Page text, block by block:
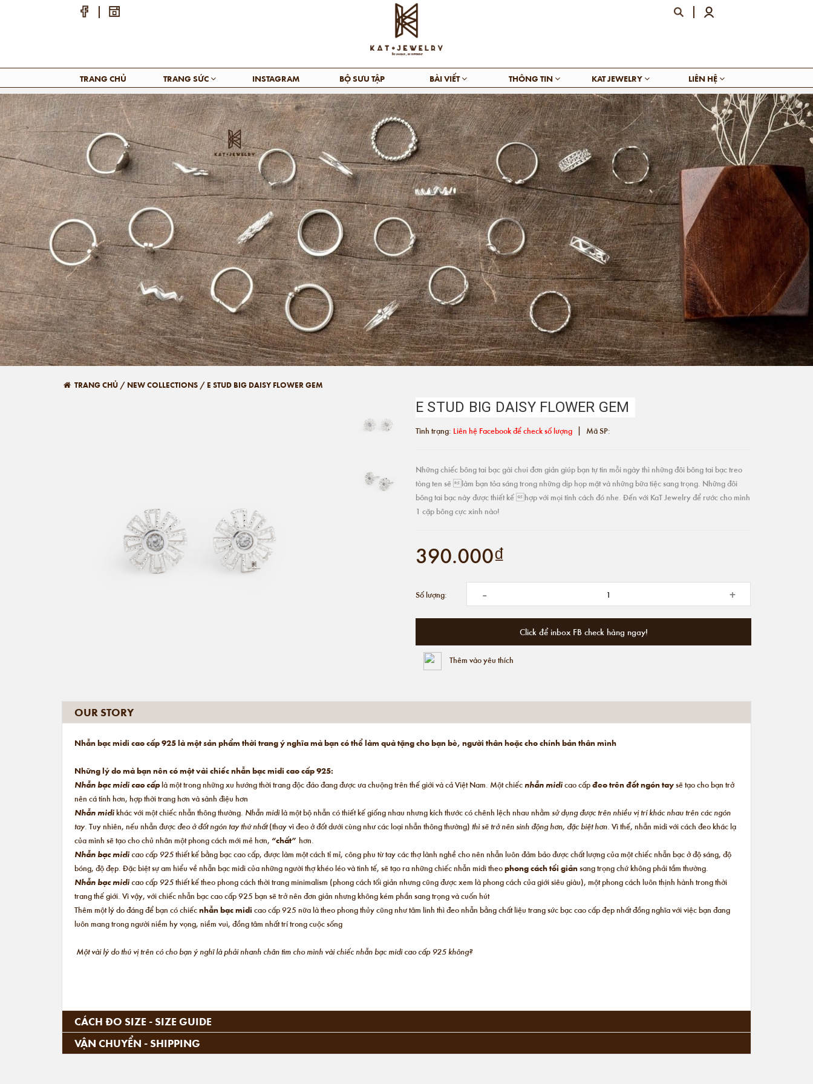
TRANG CHỦ TRANG SỨC INSTAGRAM BỘ SƯU TẬP BÀI VIẾT THÔNG TIN KAT JEWELRY LIÊN HỆ
TRANG CHỦ / NEW COLLECTIONS / E STUD BIG DAISY FLOWER GEM
E STUD BIG DAISY FLOWER GEM
Tình trạng: Liên hệ Facebook để check số lượng | Mã SP:
Những chiếc bông tai bạc gài chui đơn giản giúp bạn tự tin mỗi ngày thì những đôi bông tai bạc treo
tòng ten sẽ làm bạn tỏa sáng trong những dịp họp mặt và những bữa tiệc sang trọng. Những đôi
bông tai bạc này được thiết kế hợp với mọi tính cách đó nhe. Đến với KaT Jewelry để rước cho mình
1 cặp bông cực xinh nào!
390.000₫
Số lượng: - +
Click để inbox FB check hàng ngay!
Thêm vào yêu thích
OUR STORY
Nhẫn bạc midi cao cấp 925 là một sản phẩm thời trang ý nghĩa mà bạn có thể làm quà tặng cho bạn bè, người thân hoặc cho chính bản thân mình
Những lý do mà bạn nên có một vài chiếc nhẫn bạc midi cao cấp 925:
Nhẫn bạc midi cao cấplà một trong những xu hướng thời trang độc đáo đang được ưa chuộng trên thế giới và cả Việt Nam. Một chiếcnhẫn midicao cấpđeo trên đốt ngón taysẽ tạo cho bạn trở
nên cá tính hơn, hợp thời trang hơn và sành điệu hơn
Nhẫn midikhác với một chiếc nhẫn thông thường. Nhẫn midilà một bộ nhẫn có thiết kế giống nhau nhưng kích thước có chênh lệch nhau nhằmsử dụng được trên nhiều vị trí khác nhau trên các ngón
tay.Tuy nhiên, nếu nhẫn đượcđeo ở đốt ngón tay thứ nhất(thay vì đeo ở đốt dưới cùng như các loại nhẫn thông thường) thì sẽ trở nên sinh động hơn, đặc biệt hơn.Vì thế, nhẫn midi với cách đeo khác lạ
của mình sẽ tạo cho chủ nhân một phong cách mới mẻ hơn,“chất” hơn.
Nhẫn bạc midicao cấp 925thiết kế bằng bạc cao cấp, được làm một cách tỉ mỉ, công phu từ tay các thợ lành nghề cho nên nhẫn luôn đảm bảo được chất lượng của một chiếc nhẫn bạc ở độ sáng, độ
bóng, độ đẹp. Đặc biệt sự am hiểu về nhẫn bạc midi của những người thợ khéo léo và tinh tế, sẽ tạo ra những chiếc nhẫn midi theophong cách tối giảnsang trọng chứ không phải tầm thường.
Nhẫn bạc midicao cấp 925thiết kế theo phong cách thời trang minimalism (phong cách tối giản nhưng cũng được xem là phong cách của giới siêu giàu), một phong cách luôn thịnh hành trong thời
trang thế giới. Vì vậy, với chiếc nhẫn bạc cao cấp 925 bạn sẽ trở nên đơn giản nhưng không kém phần sang trọng và cuốn hút
Thêm một lý do đáng để bạn có chiếcnhẫn bạc midicao cấp 925 nữa là theo phong thủy cũng như tâm linh thì đeo nhẫn bằng chất liệu trang sức bạc cao cấp đẹp nhất đồng nghĩa với việc bạn đang
luôn mang trong người niềm hy vọng, niềm vui, đồng tâm nhất trí trong cuộc sống
Một vài lý do thú vị trên có cho bạn ý nghĩ là phải nhanh chân tìm cho mình vài chiếc nhẫn bạc midi cao cấp 925 không?
CÁCH ĐO SIZE - SIZE GUIDE
VẬN CHUYỂN - SHIPPING